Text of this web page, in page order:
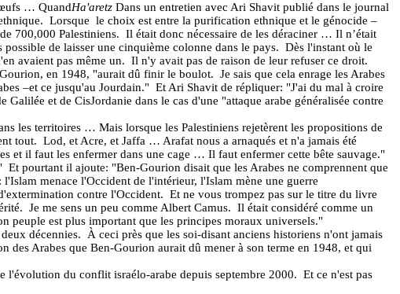
Dans un entretien avec Ari Shavit publié dans le journal
Ha'aretz
œufs … Quand
Lorsque le choix est entre la purification ethnique et le génocide –
700,000 Palestiniens. Il était donc nécessaire de les déraciner … Il n’était
possible de laisser une cinquième colonne dans le pays. Dès l'instant où le
avaient pas même un. Il n'y avait pas de raison de leur refuser ce droit.
en 1948, "aurait dû finir le boulot. Je sais que cela enrage les Arabes
–et ce jusqu'au Jourdain." Et Ari Shavit de répliquer: "J'ai du mal à croire
et de CisJordanie dans le cas d'une "attaque arabe généralisée contre
les territoires … Mais lorsque les Palestiniens rejetèrent les propositions de
tout. Lod, et Acre, et Jaffa … Arafat nous a arnaqués et n'a jamais été
et il faut les enfermer dans une cage … Il faut enfermer cette bête sauvage."
Et pourtant il ajoute: "Ben-Gourion disait que les Arabes ne comprennent que
menace l'Occident de l'intérieur, l'Islam mène une guerre
contre l'Occident. Et ne vous trompez pas sur le titre du livre
Je me sens un peu comme Albert Camus. Il était considéré comme un
peuple est plus important que les principes moraux universels."
décennies.
À ceci près que les soi-disant anciens historiens n'ont jamais
des Arabes que Ben-Gourion aurait dû mener à son terme en 1948, et qui
l'évolution du conflit israélo-arabe depuis septembre 2000. Et ce n'est pas